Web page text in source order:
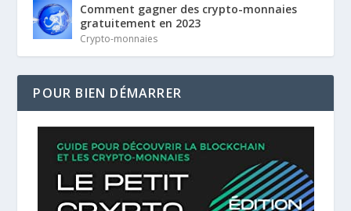
Comment gagner des crypto-monnaies
gratuitement en 2023
Crypto-monnaies
POUR BIEN DÉMARRER